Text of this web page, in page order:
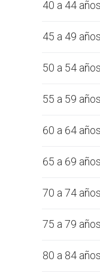
40 a 44 años
45 a 49 años
50 a 54 años
55 a 59 años
60 a 64 años
65 a 69 años
70 a 74 años
75 a 79 años
80 a 84 años